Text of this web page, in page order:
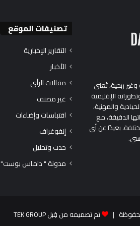
ربحية، تُعنى
الإقليمية
والمهنية،
الدقيقة، مع
بعيدًا عن أي
تصنيفات الموقع
التقارير الإخبارية
الأخبار
مقالات الرأي
غير مصنف
اقتباسات وإضاءات
إنفوغراف
حدث وتحليل
مدونة " داماس بوست"
تم تصميمه من قِبل TEK GROUP